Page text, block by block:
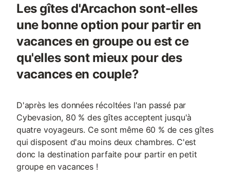
Les gîtes d'Arcachon sont-elles
une bonne option pour partir en
vacances en groupe ou est ce
qu'elles sont mieux pour des
vacances en couple?
D'après les données récoltées l'an passé par
Cybevasion, 80 % des gîtes acceptent jusqu'à
quatre voyageurs. Ce sont même 60 % de ces gîtes
qui disposent d'au moins deux chambres. C'est
donc la destination parfaite pour partir en petit
groupe en vacances !